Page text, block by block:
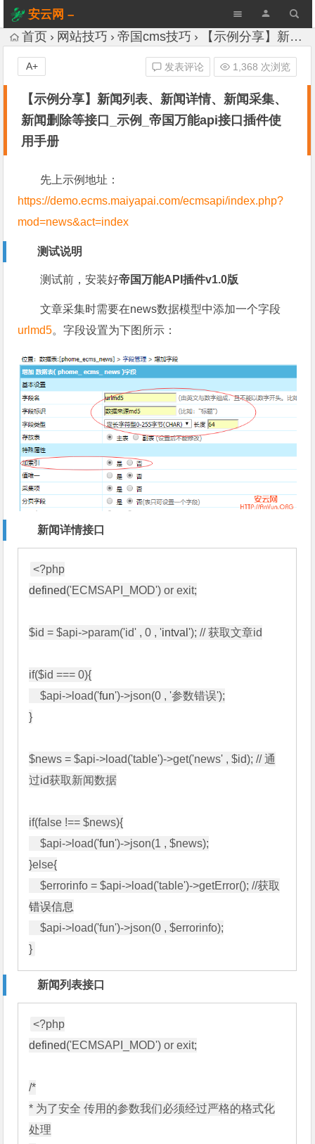
安云网 –
AnYun.ORG
首页 网站技巧 帝国cms技巧 【示例分享】新闻列表、新闻详情、新闻采集、新闻删除等接口_示例_帝国万能api接口插件使用手册
【示例分享】新闻列表、新闻详情、新闻采集、
新闻删除等接口_示例_帝国万能api接口插件使
用手册
发表评论 1,368 次浏览
A+
先上示例地址：
https://demo.ecms.maiyapai.com/ecmsapi/index.php?
mod=news&act=index
测试说明
测试前，安装好帝国万能API插件v1.0版
文章采集时需要在news数据模型中添加一个字段
urlmd5。字段设置为下图所示：
新闻详情接口
defined('ECMSAPI_MOD') or exit;
$id = $api->param('id' , 0 , 'intval'); // 获取文章id
if($id === 0){
    $api->load('
fun')->json(0 , '参数错误');
}
$news = $api->load('table')->get('news' , $id); // 通
过id获取新闻数据
if(false !== $news){
    $api->load('
fun')->json(1 , $news);
}else{
    $errorinfo = $api->load('table')->getError(); //获取
错误信息
    $api->load('fun')->json(0 , $errorinfo);
}
新闻列表接口
defined('ECMSAPI_MOD') or exit;
/*
* 为了安全 传用的参数我们必须经过严格的格式化
处理